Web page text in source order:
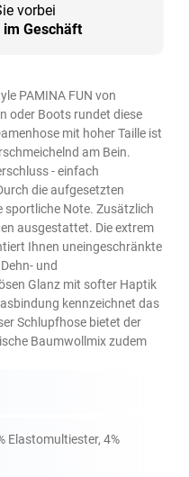
vorbei
Geschäft
PAMINA FUN von
oder Boots rundet diese
mit hoher Taille ist
am Bein.
- einfach
die aufgesetzten
sportliche Note. Zusätzlich
ausgestattet. Die extrem
Ihnen uneingeschränkte
und
Glanz mit softer Haptik
kennzeichnet das
Schlupfhose bietet der
Baumwollmix zudem
Elastomultiester, 4%